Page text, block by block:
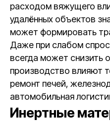
расходом вяжущего
удалённых объектов
может формировать
Даже при слабом
всегда может снизить
производство влияют
ремонт печей,
автомобильная
Инертные